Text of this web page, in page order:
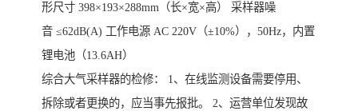
形尺寸 398×193×288mm（长×宽×高） 采样器噪
音 ≤62dB(A) 工作电源 AC 220V（±10%），50Hz，内置
锂电池（13.6AH）
综合大气采样器的检修： 1、在线监测设备需要停用、
拆除或者更换的，应当事先报批。 2、运营单位发现故